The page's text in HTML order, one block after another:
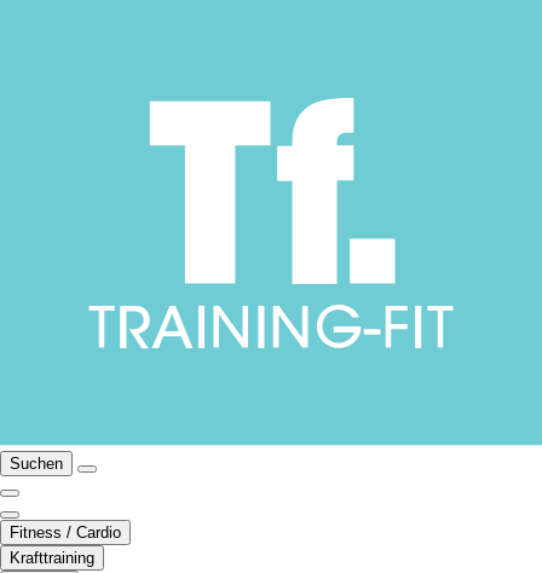
Suchen
Fitness / Cardio
Krafttraining